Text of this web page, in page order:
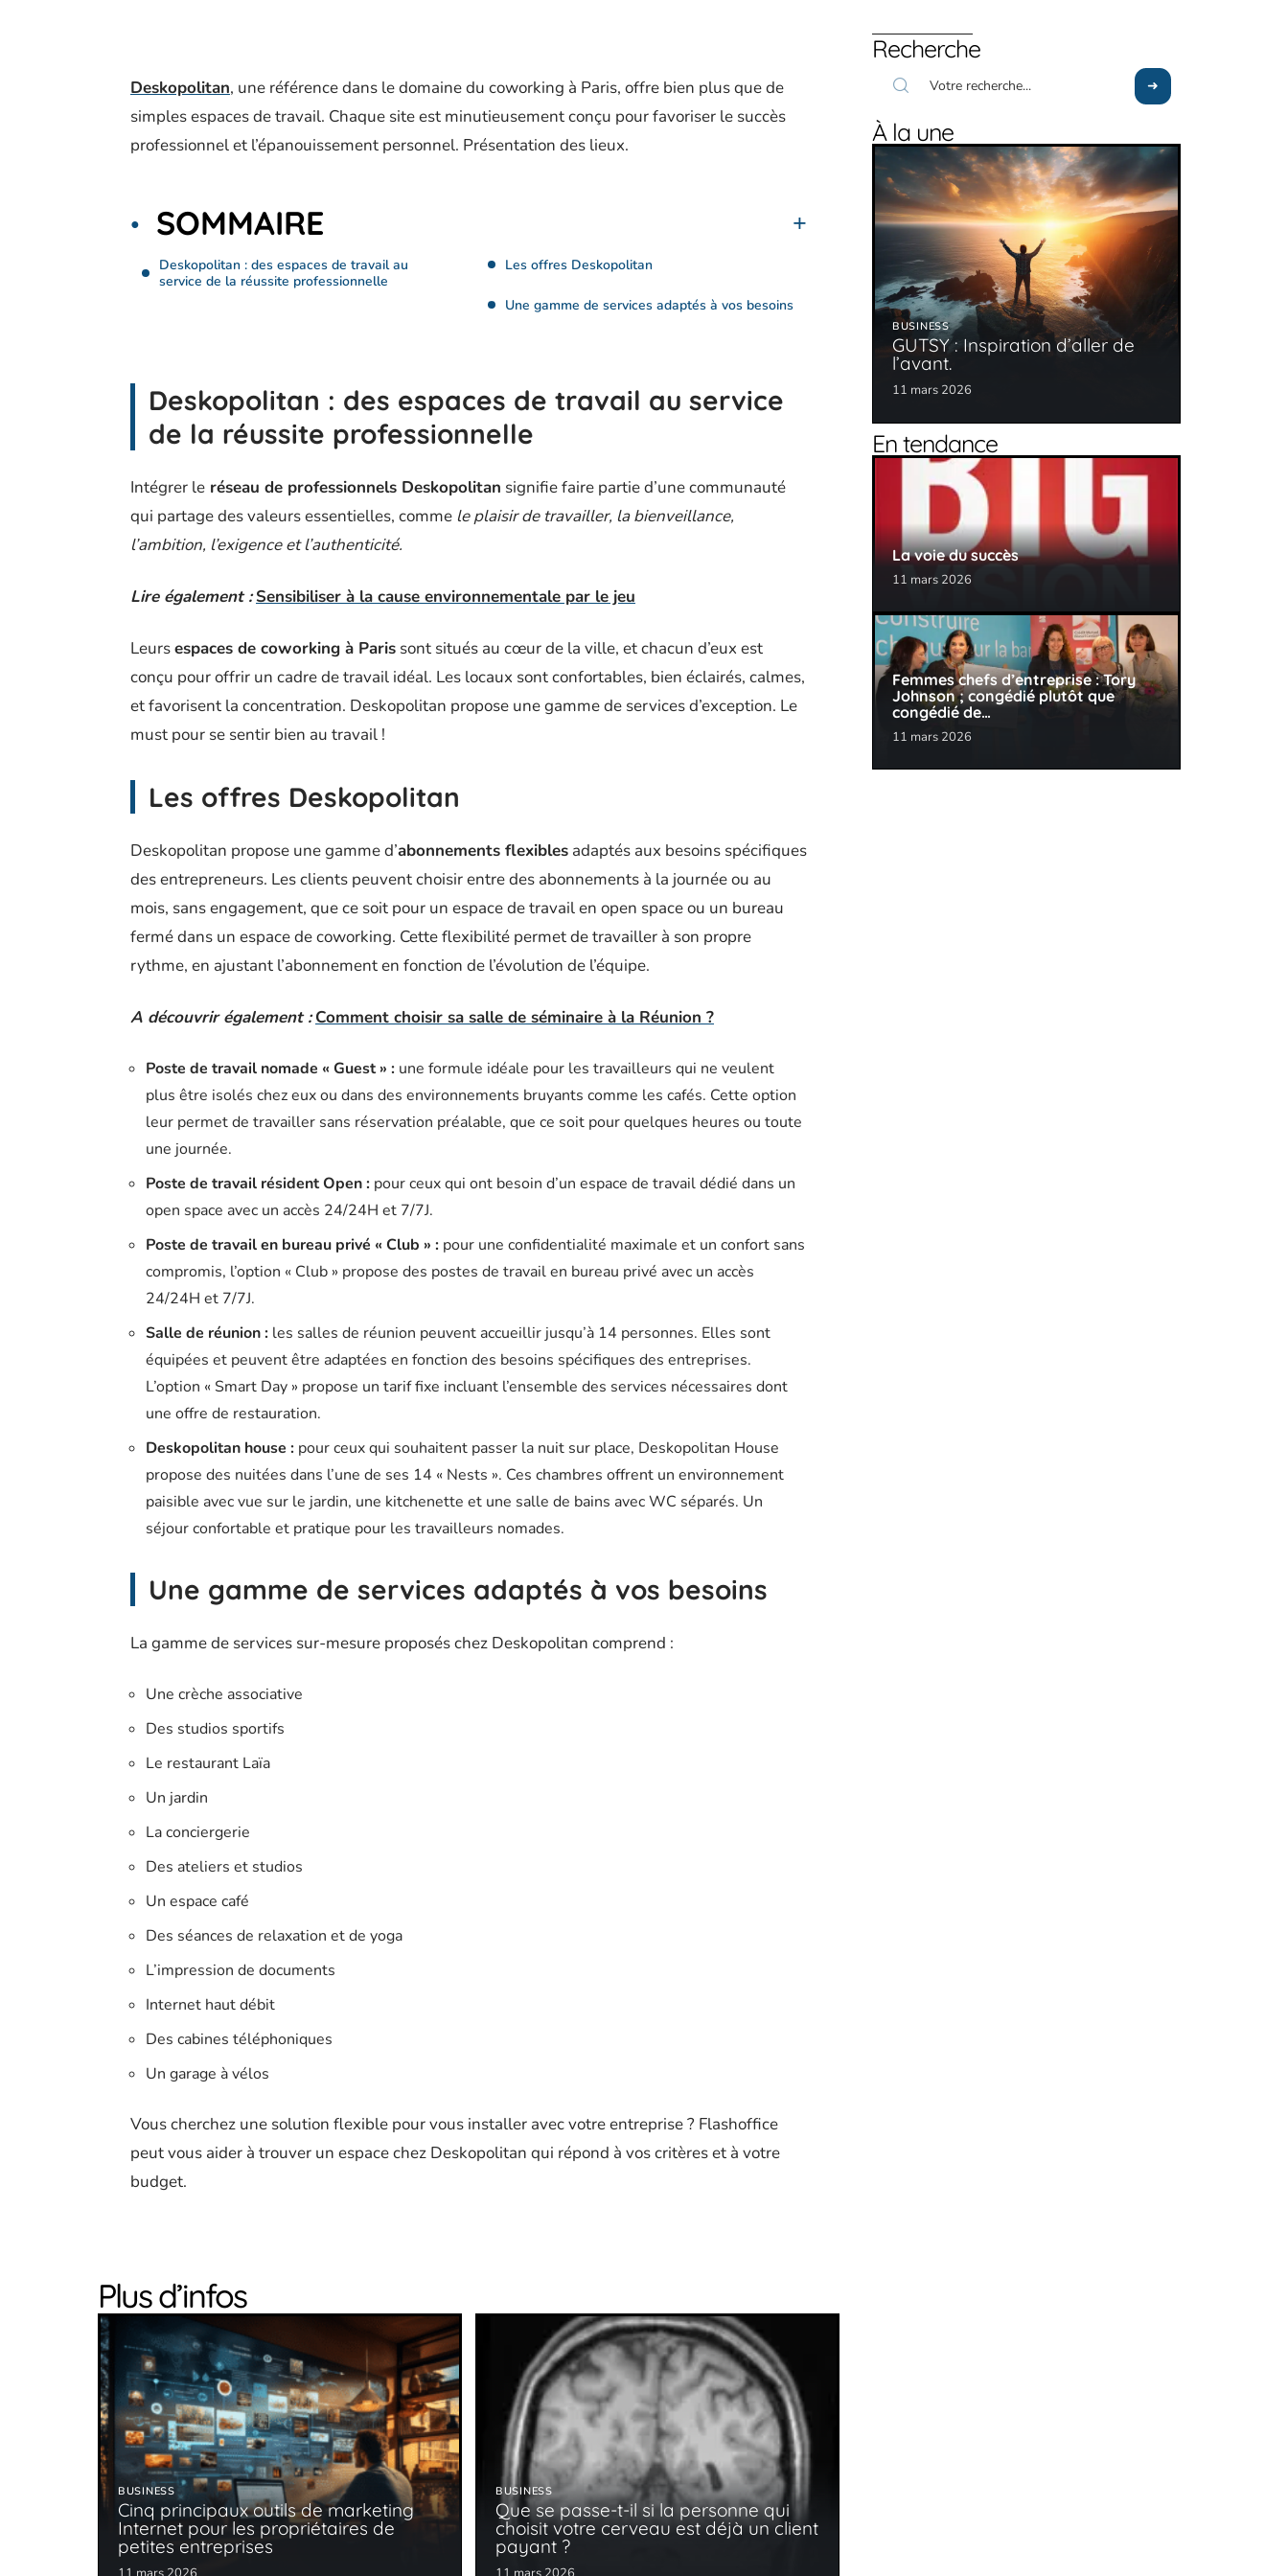
Deskopolitan, une référence dans le domaine du coworking à Paris, offre bien plus que de
simples espaces de travail. Chaque site est minutieusement conçu pour favoriser le succès
professionnel et l’épanouissement personnel. Présentation des lieux.
SOMMAIRE
Deskopolitan : des espaces de travail au
service de la réussite professionnelle
Les offres Deskopolitan
Une gamme de services adaptés à vos besoins
Deskopolitan : des espaces de travail au service
de la réussite professionnelle
Intégrer le réseau de professionnels Deskopolitan signifie faire partie d’une communauté
qui partage des valeurs essentielles, comme le plaisir de travailler, la bienveillance,
l’ambition, l’exigence et l’authenticité.
Lire également : Sensibiliser à la cause environnementale par le jeu
Leursespaces de coworking à Paris sont situés au cœur de la ville, et chacun d’eux est
conçu pour offrir un cadre de travail idéal. Les locaux sont confortables, bien éclairés, calmes,
et favorisent la concentration. Deskopolitan propose une gamme de services d’exception. Le
must pour se sentir bien au travail !
Les offres Deskopolitan
Deskopolitan propose une gamme d’abonnements flexibles adaptés aux besoins spécifiques
des entrepreneurs. Les clients peuvent choisir entre des abonnements à la journée ou au
mois, sans engagement, que ce soit pour un espace de travail en open space ou un bureau
fermé dans un espace de coworking. Cette flexibilité permet de travailler à son propre
rythme, en ajustant l’abonnement en fonction de l’évolution de l’équipe.
A découvrir également : Comment choisir sa salle de séminaire à la Réunion ?
Poste de travail nomade « Guest » : une formule idéale pour les travailleurs qui ne veulent
plus être isolés chez eux ou dans des environnements bruyants comme les cafés. Cette option
leur permet de travailler sans réservation préalable, que ce soit pour quelques heures ou toute
une journée.
Poste de travail résident Open : pour ceux qui ont besoin d’un espace de travail dédié dans un
open space avec un accès 24/24H et 7/7J.
Poste de travail en bureau privé « Club » : pour une confidentialité maximale et un confort sans
compromis, l’option « Club » propose des postes de travail en bureau privé avec un accès
24/24H et 7/7J.
Salle de réunion : les salles de réunion peuvent accueillir jusqu’à 14 personnes. Elles sont
équipées et peuvent être adaptées en fonction des besoins spécifiques des entreprises.
L’option « Smart Day » propose un tarif fixe incluant l’ensemble des services nécessaires dont
une offre de restauration.
Deskopolitan house : pour ceux qui souhaitent passer la nuit sur place, Deskopolitan House
propose des nuitées dans l’une de ses 14 « Nests ». Ces chambres offrent un environnement
paisible avec vue sur le jardin, une kitchenette et une salle de bains avec WC séparés. Un
séjour confortable et pratique pour les travailleurs nomades.
Une gamme de services adaptés à vos besoins
La gamme de services sur-mesure proposés chez Deskopolitan comprend :
Une crèche associative
Des studios sportifs
Le restaurant Laïa
Un jardin
La conciergerie
Des ateliers et studios
Un espace café
Des séances de relaxation et de yoga
L’impression de documents
Internet haut débit
Des cabines téléphoniques
Un garage à vélos
Vous cherchez une solution flexible pour vous installer avec votre entreprise ? Flashoffice
peut vous aider à trouver un espace chez Deskopolitan qui répond à vos critères et à votre
budget.
Plus d’infos
BUSINESS
Cinq principaux outils de marketing
Internet pour les propriétaires de
petites entreprises
BUSINESS
Que se passe-t-il si la personne qui
choisit votre cerveau est déjà un client
payant ?
Recherche
À la une
BUSINESS
GUTSY : Inspiration d’aller de
l’avant.
11 mars 2026
En tendance
La voie du succès
11 mars 2026
Femmes chefs d’entreprise : Tory
Johnson ; congédié plutôt que
congédié de…
11 mars 2026